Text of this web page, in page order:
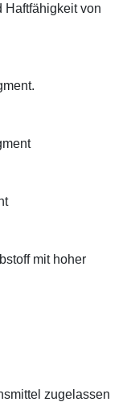
Haftfähigkeit von
mit hoher
zugelassen